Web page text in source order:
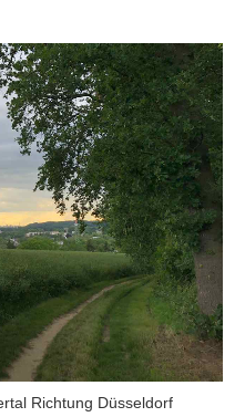
Richtung Düsseldorf